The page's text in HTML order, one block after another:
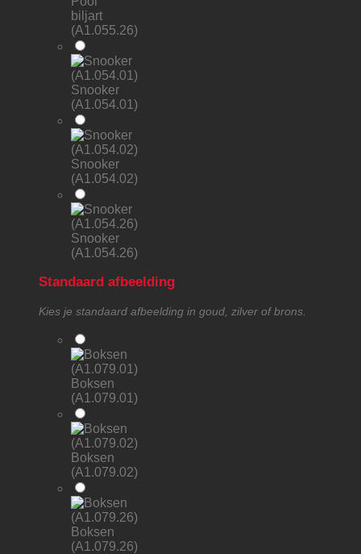
biljart
(A1.055.26)
Snooker
(A1.054.01)
Snooker
(A1.054.02)
Snooker
(A1.054.26)
Standaard afbeelding
Kies je standaard afbeelding in goud, zilver of brons.
Boksen
(A1.079.01)
Boksen
(A1.079.02)
Boksen
(A1.079.26)